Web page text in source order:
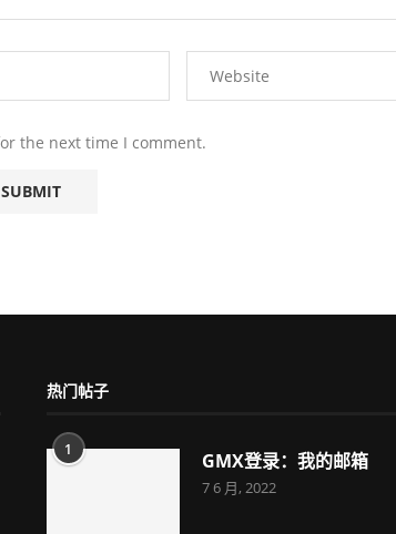
the next time I comment.
热门帖子
1 GMX登录：我的邮箱
7 6 月, 2022